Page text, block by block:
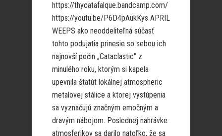
https://thycatafalque.bandcamp.com/
https://youtu.be/P6D4pAukKys APRIL
WEEPS ako neoddeliteľná súčasť
tohto podujatia prinesie so sebou ich
najnovší počin „Cataclastic“ z
minulého roku, ktorým si kapela
upevnila štatút lokálnej atmospheric
metalovej stálice a ktorej vystúpenia
sa vyznačujú značným emočným a
dravým nábojom. Poslednej nahrávke
atmosferikov sa darilo natoľko, že sa